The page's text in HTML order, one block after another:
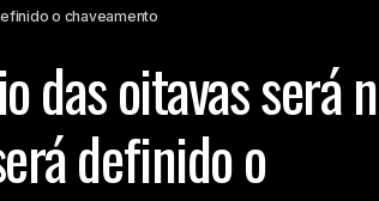
o chaveamento
das oitavas será
definido o